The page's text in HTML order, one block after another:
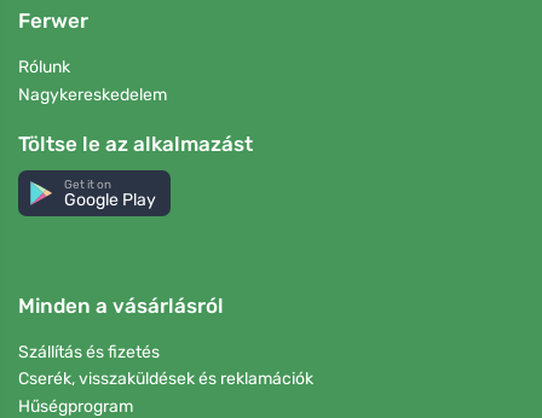
Ferwer
Rólunk
Nagykereskedelem
Töltse le az alkalmazást
Get it on
Google Play
Minden a vásárlásról
Szállítás és fizetés
Cserék, visszaküldések és reklamációk
Hűségprogram